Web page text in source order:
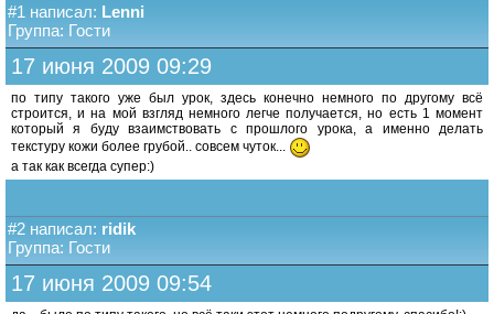
#1 написал: Lenni
Группа: Гости
17 июня 2009 09:29
по типу такого уже был урок, здесь конечно немного по другому всё
строится, и на мой взгляд немного легче получается, но есть 1 момент
который я буду взаимствовать с прошлого урока, а именно делать
текстуру кожи более грубой.. совсем чуток...
а так как всегда супер:)
#2 написал: ridik
Группа: Гости
17 июня 2009 09:54